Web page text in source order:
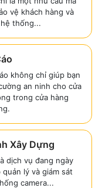
vệ khách hàng và
thống...
không chỉ giúp bạn
an ninh cho cửa
trong cửa hàng
Xây Dựng
dịch vụ đang ngày
lý và giám sát
camera...